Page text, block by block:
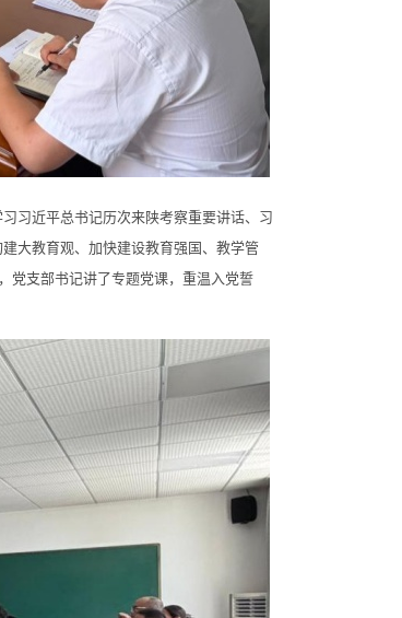
近平总书记历次来陕考察重要讲话、习
大教育观、加快建设教育强国、教学管
党支部书记讲了专题党课，重温入党誓